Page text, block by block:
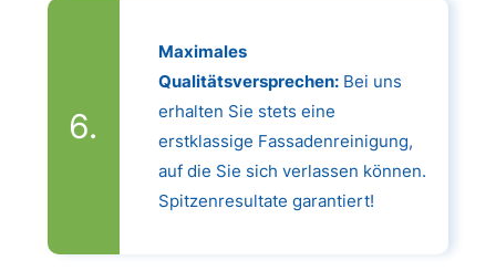
Maximales
Qualitätsversprechen:Bei uns
erhalten Sie stets eine
erstklassige Fassadenreinigung,
auf die Sie sich verlassen können.
Spitzenresultate garantiert!